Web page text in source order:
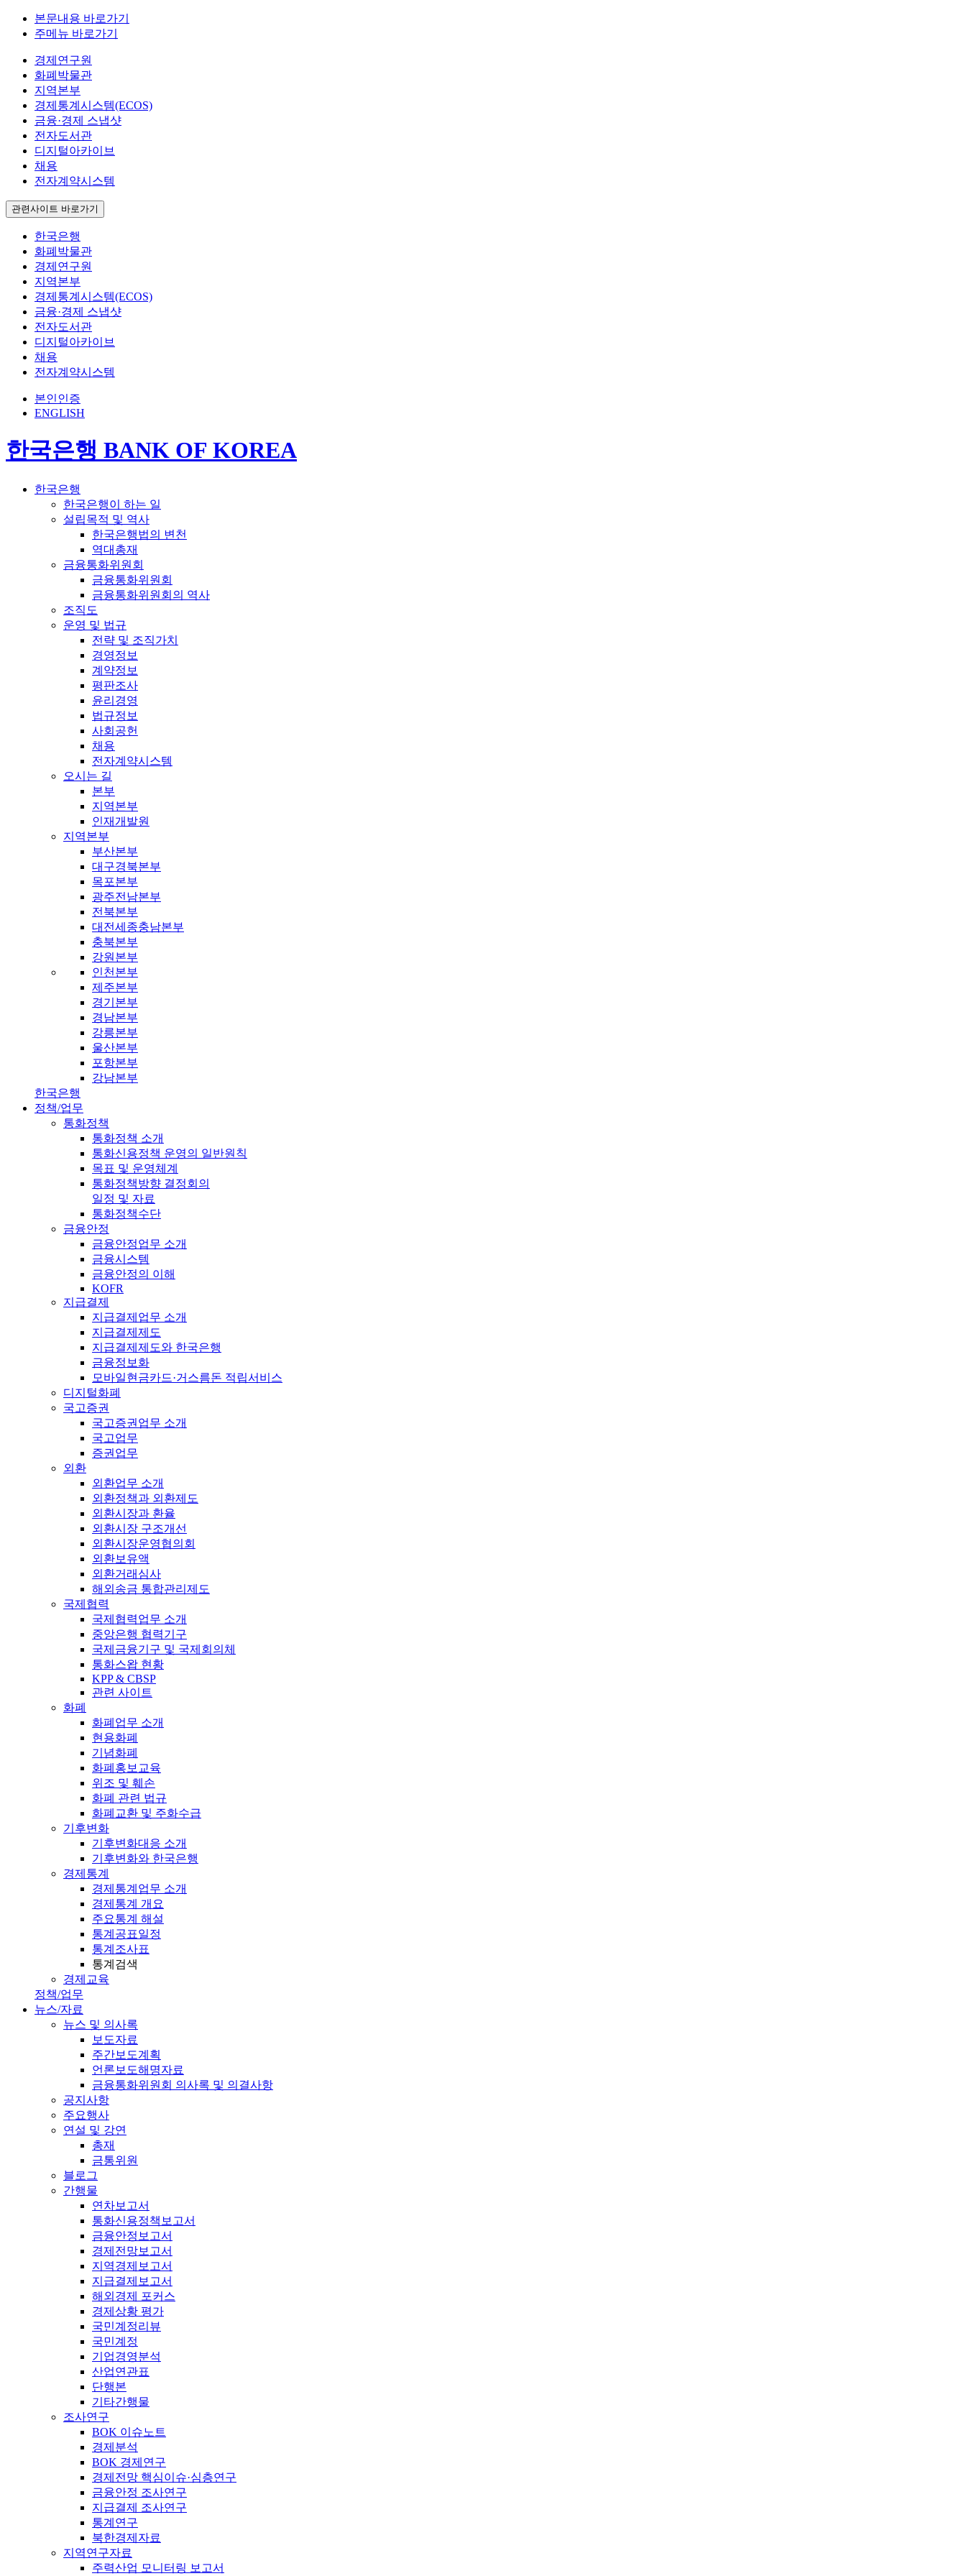
본문내용 바로가기
주메뉴 바로가기
경제연구원
화폐박물관
지역본부
경제통계시스템(ECOS)
금융·경제 스냅샷
전자도서관
디지털아카이브
채용
전자계약시스템
관련사이트 바로가기
한국은행
화폐박물관
경제연구원
지역본부
경제통계시스템(ECOS)
금융·경제 스냅샷
전자도서관
디지털아카이브
채용
전자계약시스템
본인인증
ENGLISH
한국은행 BANK OF KOREA
한국은행
한국은행이 하는 일
설립목적 및 역사
한국은행법의 변천
역대총재
금융통화위원회
금융통화위원회
금융통화위원회의 역사
조직도
운영 및 법규
전략 및 조직가치
경영정보
계약정보
평판조사
윤리경영
법규정보
사회공헌
채용
전자계약시스템
오시는 길
본부
지역본부
인재개발원
지역본부
부산본부
대구경북본부
목포본부
광주전남본부
전북본부
대전세종충남본부
충북본부
강원본부
인천본부
제주본부
경기본부
경남본부
강릉본부
울산본부
포항본부
강남본부
한국은행
정책/업무
통화정책
통화정책 소개
통화신용정책 운영의 일반원칙
목표 및 운영체계
통화정책방향 결정회의
일정 및 자료
통화정책수단
금융안정
금융안정업무 소개
금융시스템
금융안정의 이해
KOFR
지급결제
지급결제업무 소개
지급결제제도
지급결제제도와 한국은행
금융정보화
모바일현금카드·거스름돈 적립서비스
디지털화폐
국고증권
국고증권업무 소개
국고업무
증권업무
외환
외환업무 소개
외환정책과 외환제도
외환시장과 환율
외환시장 구조개선
외환시장운영협의회
외환보유액
외환거래심사
해외송금 통합관리제도
국제협력
국제협력업무 소개
중앙은행 협력기구
국제금융기구 및 국제회의체
통화스왑 현황
KPP & CBSP
관련 사이트
화폐
화폐업무 소개
현용화폐
기념화폐
화폐홍보교육
위조 및 훼손
화폐 관련 법규
화폐교환 및 주화수급
기후변화
기후변화대응 소개
기후변화와 한국은행
경제통계
경제통계업무 소개
경제통계 개요
주요통계 해설
통계공표일정
통계조사표
통계검색
경제교육
정책/업무
뉴스/자료
뉴스 및 의사록
보도자료
주간보도계획
언론보도해명자료
금융통화위원회 의사록 및 의결사항
공지사항
주요행사
연설 및 강연
총재
금통위원
블로그
간행물
연차보고서
통화신용정책보고서
금융안정보고서
경제전망보고서
지역경제보고서
지급결제보고서
해외경제 포커스
경제상황 평가
국민계정리뷰
국민계정
기업경영분석
산업연관표
단행본
기타간행물
조사연구
BOK 이슈노트
경제분석
BOK 경제연구
경제전망 핵심이슈·심층연구
금융안정 조사연구
지급결제 조사연구
통계연구
북한경제자료
지역연구자료
주력산업 모니터링 보고서